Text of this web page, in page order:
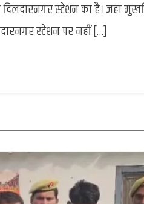
भारत
एक्सप्रेस
की
थी
तैयारी
स्टेशन का है। जहां
स्टेशन पर नहीं […]